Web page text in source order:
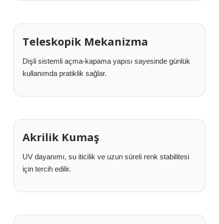
Teleskopik Mekanizma
Dişli sistemli açma-kapama yapısı sayesinde günlük
kullanımda pratiklik sağlar.
Akrilik Kumaş
UV dayanımı, su iticilik ve uzun süreli renk stabilitesi
için tercih edilir.